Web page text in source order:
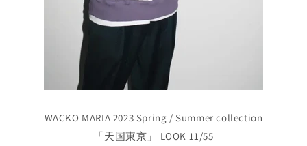
WACKO MARIA 2023 Spring / Summer collection
「天国東京」 LOOK 11/55